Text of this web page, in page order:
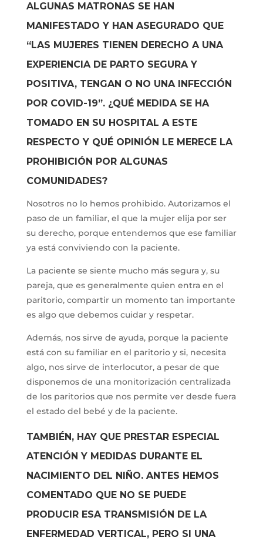
ALGUNAS MATRONAS SE HAN
MANIFESTADO Y HAN ASEGURADO QUE
“LAS MUJERES TIENEN DERECHO A UNA
EXPERIENCIA DE PARTO SEGURA Y
POSITIVA, TENGAN O NO UNA INFECCIÓN
POR COVID-19”. ¿QUÉ MEDIDA SE HA
TOMADO EN SU HOSPITAL A ESTE
RESPECTO Y QUÉ OPINIÓN LE MERECE LA
PROHIBICIÓN POR ALGUNAS
COMUNIDADES?
Nosotros no lo hemos prohibido. Autorizamos el
paso de un familiar, el que la mujer elija por ser
su derecho, porque entendemos que ese familiar
ya está conviviendo con la paciente.
La paciente se siente mucho más segura y, su
pareja, que es generalmente quien entra en el
paritorio, compartir un momento tan importante
es algo que debemos cuidar y respetar.
Además, nos sirve de ayuda, porque la paciente
está con su familiar en el paritorio y si, necesita
algo, nos sirve de interlocutor, a pesar de que
disponemos de una monitorización centralizada
de los paritorios que nos permite ver desde fuera
el estado del bebé y de la paciente.
TAMBIÉN, HAY QUE PRESTAR ESPECIAL
ATENCIÓN Y MEDIDAS DURANTE EL
NACIMIENTO DEL NIÑO. ANTES HEMOS
COMENTADO QUE NO SE PUEDE
PRODUCIR ESA TRANSMISIÓN DE LA
ENFERMEDAD VERTICAL, PERO SI UNA